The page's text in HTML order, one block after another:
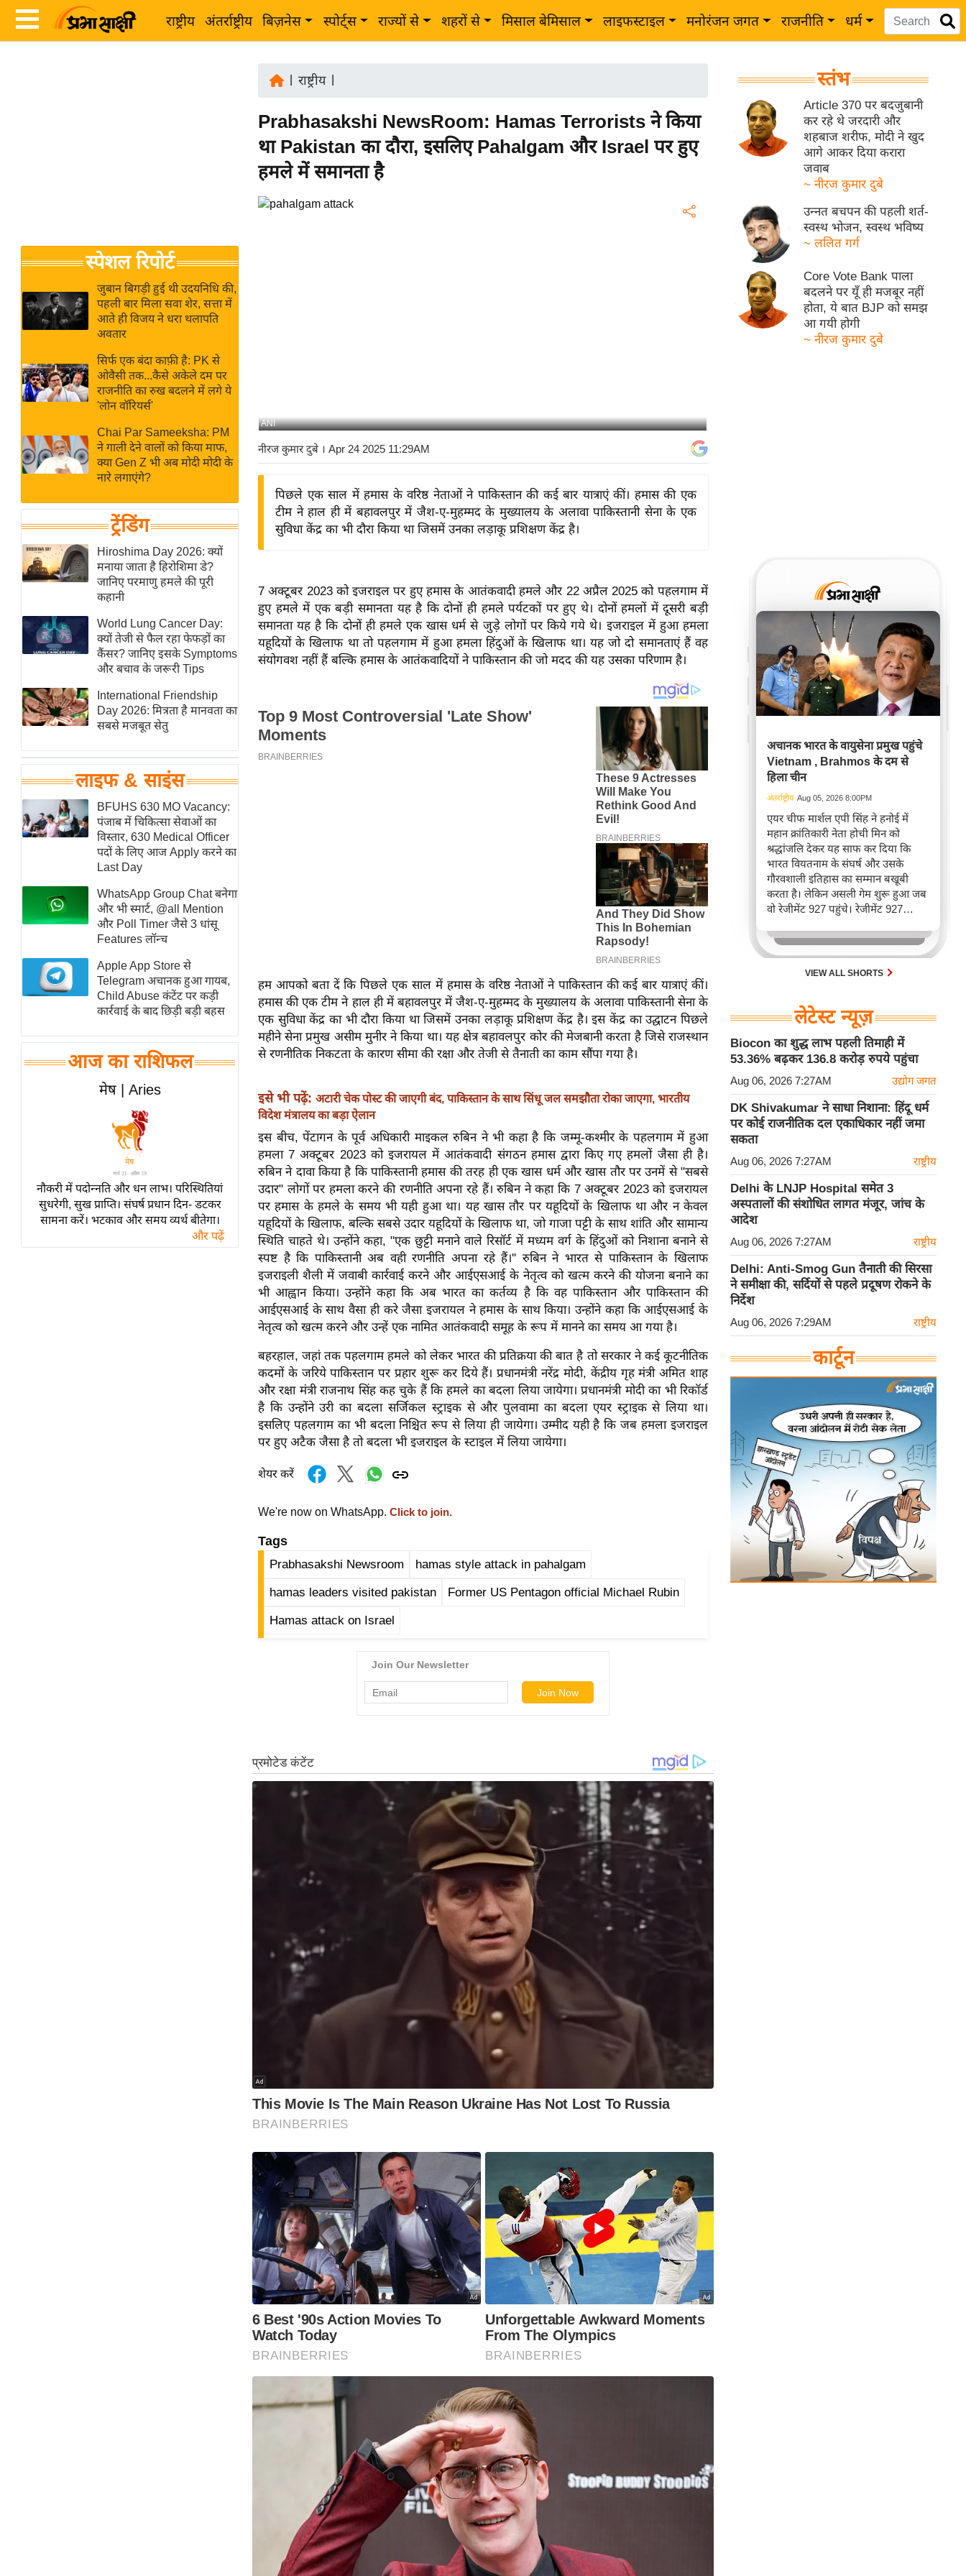
राष्ट्रीय अंतर्राष्ट्रीय बिज़नेस स्पोर्ट्स राज्यों से शहरों से मिसाल बेमिसाल लाइफस्टाइल मनोरंजन जगत राजनीति धर्म
Breaking
News in
Hindi
Hindi
Hindi
जगत
राय
बजट
क्रिकेट
IPL
ई-पेपर
मिसाल बेमिसाल
यंग इंडिया
साहित्य जगत
ऑटो वर्ल्ड
न्यूज ब्रीफ
बॉलीवुड
हॉलीवुड
फिल्म समीक्षा
Breaking
News
टेक्नॉलॉजी
ब्यूटी/फैशन
घरेलू नुस्खे
पर्यटन स्थल
फिटनेस मंत्रा
रिलेशनशिप
राजनीति
विश्लेषण
समसामयिक
मातृभूमि
स्तंभ
आई.
चाय पर
समीक्षा
धर्मस्थल
व्रत
स्पेशल रिपोर्ट
जुबान बिगड़ी हुई थी उदयनिधि की,
पहली बार मिला सवा शेर, सत्ता में
आते ही विजय ने धरा थलापति
अवतार
सिर्फ एक बंदा काफ़ी है: PK से
ओवैसी तक...कैसे अकेले दम पर
राजनीति का रुख बदलने में लगे ये
'लोन वॉरियर्स'
Chai Par Sameeksha: PM
ने गाली देने वालों को किया माफ,
क्या Gen Z भी अब मोदी मोदी के
नारे लगाएंगे?
ट्रेंडिंग
Hiroshima Day 2026: क्यों
मनाया जाता है हिरोशिमा डे?
जानिए परमाणु हमले की पूरी
कहानी
World Lung Cancer Day:
क्यों तेजी से फैल रहा फेफड़ों का
कैंसर? जानिए इसके Symptoms
और बचाव के जरूरी Tips
International Friendship
Day 2026: मित्रता है मानवता का
सबसे मजबूत सेतु
लाइफ & साइंस
BFUHS 630 MO Vacancy:
पंजाब में चिकित्सा सेवाओं का
विस्तार, 630 Medical Officer
पदों के लिए आज Apply करने का
Last Day
WhatsApp Group Chat बनेगा
और भी स्मार्ट, @all Mention
और Poll Timer जैसे 3 धांसू
Features लॉन्च
Apple App Store से
Telegram अचानक हुआ गायब,
Child Abuse कंटेंट पर कड़ी
कार्रवाई के बाद छिड़ी बड़ी बहस
आज का राशिफल
मेष | Aries
नौकरी में पदोन्नति और धन लाभ। परिस्थितियां
सुधरेगी, सुख प्राप्ति। संघर्ष प्रधान दिन- डटकर
सामना करें। भटकाव और समय व्यर्थ बीतेगा।
और पढ़ें
राष्ट्रीय|
Prabhasakshi NewsRoom: Hamas Terrorists ने किया
था Pakistan का दौरा, इसलिए Pahalgam और Israel पर हुए
हमले में समानता है
ANI
नीरज कुमार दुबे । Apr 24 2025 11:29AM
पिछले एक साल में हमास के वरिष्ठ नेताओं ने पाकिस्तान की कई बार यात्राएं कीं। हमास की एक
टीम ने हाल ही में बहावलपुर में जैश-ए-मुहम्मद के मुख्यालय के अलावा पाकिस्तानी सेना के एक
सुविधा केंद्र का भी दौरा किया था जिसमें उनका लड़ाकू प्रशिक्षण केंद्र है।
7 अक्टूबर 2023 को इजराइल पर हुए हमास के आतंकवादी हमले और 22 अप्रैल 2025 को पहलगाम में
हुए हमले में एक बड़ी समानता यह है कि दोनों ही हमले पर्यटकों पर हुए थे। दोनों हमलों में दूसरी बड़ी
समानता यह है कि दोनों ही हमले एक खास धर्म से जुड़े लोगों पर किये गये थे। इजराइल में हुआ हमला
यहूदियों के खिलाफ था तो पहलगाम में हुआ हमला हिंदुओं के खिलाफ था। यह जो दो समानताएं हैं वह
संयोगवश नहीं हैं बल्कि हमास के आतंकवादियों ने पाकिस्तान की जो मदद की यह उसका परिणाम है।
हम आपको बता दें कि पिछले एक साल में हमास के वरिष्ठ नेताओं ने पाकिस्तान की कई बार यात्राएं कीं।
हमास की एक टीम ने हाल ही में बहावलपुर में जैश-ए-मुहम्मद के मुख्यालय के अलावा पाकिस्तानी सेना के
एक सुविधा केंद्र का भी दौरा किया था जिसमें उनका लड़ाकू प्रशिक्षण केंद्र है। इस केंद्र का उद्घाटन पिछले
महीने सेना प्रमुख असीम मुनीर ने किया था। यह क्षेत्र बहावलपुर कोर की मेजबानी करता है जिसे राजस्थान
से रणनीतिक निकटता के कारण सीमा की रक्षा और तेजी से तैनाती का काम सौंपा गया है।
इसे भी पढ़ें: अटारी चेक पोस्ट की जाएगी बंद, पाकिस्तान के साथ सिंधू जल समझौता रोका जाएगा, भारतीय
विदेश मंत्रालय का बड़ा ऐलान
इस बीच, पेंटागन के पूर्व अधिकारी माइकल रुबिन ने भी कहा है कि जम्मू-कश्मीर के पहलगाम में हुआ
हमला 7 अक्टूबर 2023 को इजरायल में आतंकवादी संगठन हमास द्वारा किए गए हमलों जैसा ही है।
रुबिन ने दावा किया है कि पाकिस्तानी हमास की तरह ही एक खास धर्म और खास तौर पर उनमें से "सबसे
उदार" लोगों पर हमला करने की रणनीति अपना रहे हैं। रुबिन ने कहा कि 7 अक्टूबर 2023 को इजरायल
पर हमास के हमले के समय भी यही हुआ था। यह खास तौर पर यहूदियों के खिलाफ था और न केवल
यहूदियों के खिलाफ, बल्कि सबसे उदार यहूदियों के खिलाफ था, जो गाजा पट्टी के साथ शांति और सामान्य
स्थिति चाहते थे। उन्होंने कहा, "एक छुट्टी मनाने वाले रिसॉर्ट में मध्यम वर्ग के हिंदुओं को निशाना बनाने से
स्पष्ट है कि पाकिस्तानी अब वही रणनीति अपना रहे हैं।'' रुबिन ने भारत से पाकिस्तान के खिलाफ
इजराइली शैली में जवाबी कार्रवाई करने और आईएसआई के नेतृत्व को खत्म करने की योजना बनाने का
भी आह्वान किया। उन्होंने कहा कि अब भारत का कर्तव्य है कि वह पाकिस्तान और पाकिस्तान की
आईएसआई के साथ वैसा ही करे जैसा इजरायल ने हमास के साथ किया। उन्होंने कहा कि आईएसआई के
नेतृत्व को खत्म करने और उन्हें एक नामित आतंकवादी समूह के रूप में मानने का समय आ गया है।
बहरहाल, जहां तक पहलगाम हमले को लेकर भारत की प्रतिक्रया की बात है तो सरकार ने कई कूटनीतिक
कदमों के जरिये पाकिस्तान पर प्रहार शुरू कर दिये हैं। प्रधानमंत्री नरेंद्र मोदी, केंद्रीय गृह मंत्री अमित शाह
और रक्षा मंत्री राजनाथ सिंह कह चुके हैं कि हमले का बदला लिया जायेगा। प्रधानमंत्री मोदी का भी रिकॉर्ड
है कि उन्होंने उरी का बदला सर्जिकल स्ट्राइक से और पुलवामा का बदला एयर स्ट्राइक से लिया था।
इसलिए पहलगाम का भी बदला निश्चित रूप से लिया ही जायेगा। उम्मीद यही है कि जब हमला इजराइल
पर हुए अटैक जैसा है तो बदला भी इजराइल के स्टाइल में लिया जायेगा।
शेयर करें
We're now on WhatsApp. Click to join.
Tags
Prabhasakshi Newsroom hamas style attack in pahalgam
hamas leaders visited pakistan Former US Pentagon official Michael Rubin
Hamas attack on Israel
स्तंभ
Article 370 पर बदजुबानी
कर रहे थे जरदारी और
शहबाज शरीफ, मोदी ने खुद
आगे आकर दिया करारा
जवाब
~ नीरज कुमार दुबे
उन्नत बचपन की पहली शर्त-
स्वस्थ भोजन, स्वस्थ भविष्य
~ ललित गर्ग
Core Vote Bank पाला
बदलने पर यूँ ही मजबूर नहीं
होता, ये बात BJP को समझ
आ गयी होगी
~ नीरज कुमार दुबे
अचानक भारत के वायुसेना प्रमुख पहुंचे
Vietnam , Brahmos के दम से
हिला चीन
अंतर्राष्ट्रीय Aug 05, 2026 8:00PM
एयर चीफ मार्शल एपी सिंह ने हनोई में
महान क्रांतिकारी नेता होची मिन को
श्रद्धांजलि देकर यह साफ कर दिया कि
भारत वियतनाम के संघर्ष और उसके
गौरवशाली इतिहास का सम्मान बखूबी
करता है। लेकिन असली गेम शुरू हुआ जब
वो रेजीमेंट 927 पहुंचे। रेजीमेंट 927
एयर चीफ ने सीधे वियतनामी फाइटर
पायलट से बातचीत की। वियतनाम भी सुई
30 एम के भी उड़ाता है और भारत के पास
VIEW ALL SHORTS
लेटेस्ट न्यूज़
Biocon का शुद्ध लाभ पहली तिमाही में
53.36% बढ़कर 136.8 करोड़ रुपये पहुंचा
Aug 06, 2026 7:27AM उद्योग जगत
DK Shivakumar ने साधा निशाना: हिंदू धर्म
पर कोई राजनीतिक दल एकाधिकार नहीं जमा
सकता
Aug 06, 2026 7:27AM राष्ट्रीय
Delhi के LNJP Hospital समेत 3
अस्पतालों की संशोधित लागत मंजूर, जांच के
आदेश
Aug 06, 2026 7:27AM राष्ट्रीय
Delhi: Anti-Smog Gun तैनाती की सिरसा
ने समीक्षा की, सर्दियों से पहले प्रदूषण रोकने के
निर्देश
Aug 06, 2026 7:29AM राष्ट्रीय
कार्टून